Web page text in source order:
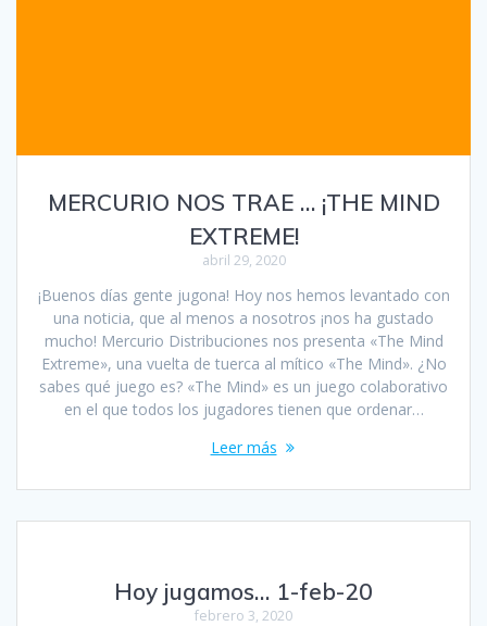
MERCURIO NOS TRAE … ¡THE MIND
EXTREME!
abril 29, 2020
¡Buenos días gente jugona! Hoy nos hemos levantado con
una noticia, que al menos a nosotros ¡nos ha gustado
mucho! Mercurio Distribuciones nos presenta «The Mind
Extreme», una vuelta de tuerca al mítico «The Mind». ¿No
sabes qué juego es? «The Mind» es un juego colaborativo
en el que todos los jugadores tienen que ordenar…
Leer más
Hoy jugamos… 1-feb-20
febrero 3, 2020